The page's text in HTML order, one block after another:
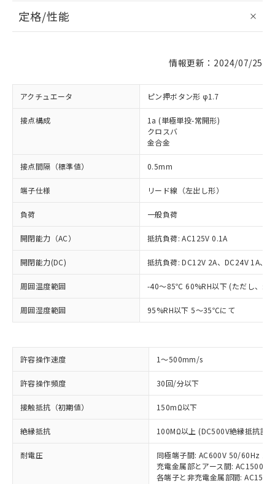
定格/性能
情報更新：2024/07/25
アクチュエータ ピン押ボタン形 φ1.7
接点構成
1a (単極単投-常開形)
クロスバ
金合金
接点間隔（標準値） 0.5mm
端子仕様 リード線（左出し形）
負荷 一般負荷
開閉能力（AC） 抵抗負荷: AC125V 0.1A
開閉能力(DC) 抵抗負荷: DC12V 2A、DC24V 1A、
周囲温度範囲 -40～85℃ 60%RH以下 (ただし、氷
周囲湿度範囲 95%RH以下 5～35℃にて
許容操作速度 1～500mm/s
許容操作頻度 30回/分以下
接触抵抗（初期値） 150mΩ以下
絶縁抵抗 100MΩ以上 (DC500V絶縁抵抗計
耐電圧
同極端子間: AC600V 50/60Hz
充電金属部とアース間: AC1500V
各端子と非充電金属部間:
対応済み：EU RoHS指令（10物質）の
非含有に対応した製品が提供可能な商品で
対応予定：EU RoHS指令（10物質）の非含
有に対応した製品に切り替える予定のある
対応予定なし：EU RoHS指令（10物質）の